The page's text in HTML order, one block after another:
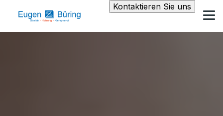
Kontaktieren Sie uns